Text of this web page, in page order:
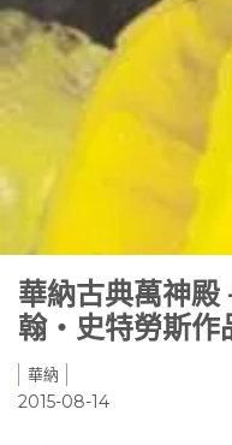
華納古典萬神殿
翰‧史特勞斯作
華納
2015-08-14